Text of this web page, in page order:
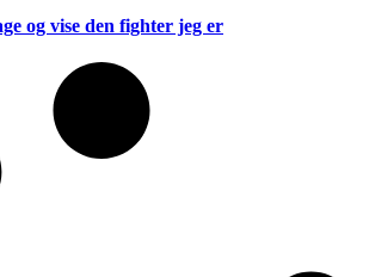
og vise den fighter jeg er